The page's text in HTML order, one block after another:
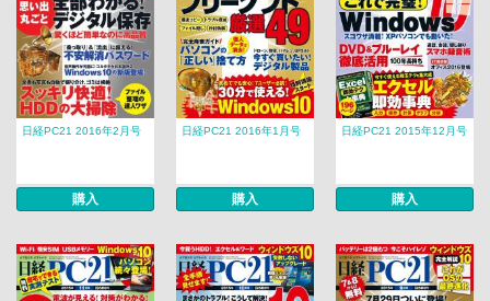
日経PC21 2016年2月号
購入
日経PC21 2016年1月号
購入
日経PC21 2015年12月号
購入